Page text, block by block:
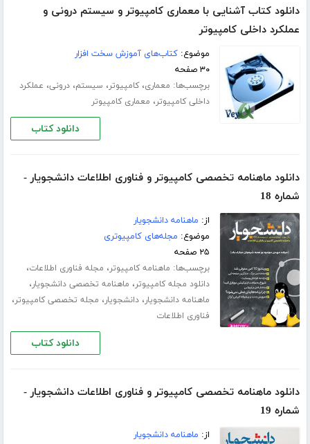
دانلود کتاب آشنایی با معماری کامپیوتر و سیستم درونی و
عملکرد داخلی کامپیوتر
موضوع:کتاب‌های آموزش سخت افزار
۳۰ صفحه
برچسب‌ها: معماری،کامپیوتر، سیستم،درونی، عملکرد
داخلی کامپیوتر، معماری کامپیوتر
دانلود کتاب
دانلود ماهنامه تخصصی کامپیوتر و فناوری اطلاعات دانشجویار -
شماره 18
از: ماهنامه دانشجویار
موضوع: مجله‌های کامپیوتری
۲۵ صفحه
برچسب‌ها: ماهنامه کامپیوتر، مجله فناوری اطلاعات،
دانلود مجله کامپیوتر، ماهنامه تخصصی دانشجویار،
ماهنامه دانشجویار،دانشجویار، مجله تخصصی کامپیوتر،
فناوری اطلاعات
دانلود کتاب
دانلود ماهنامه تخصصی کامپیوتر و فناوری اطلاعات دانشجویار -
شماره 19
از: ماهنامه دانشجویار